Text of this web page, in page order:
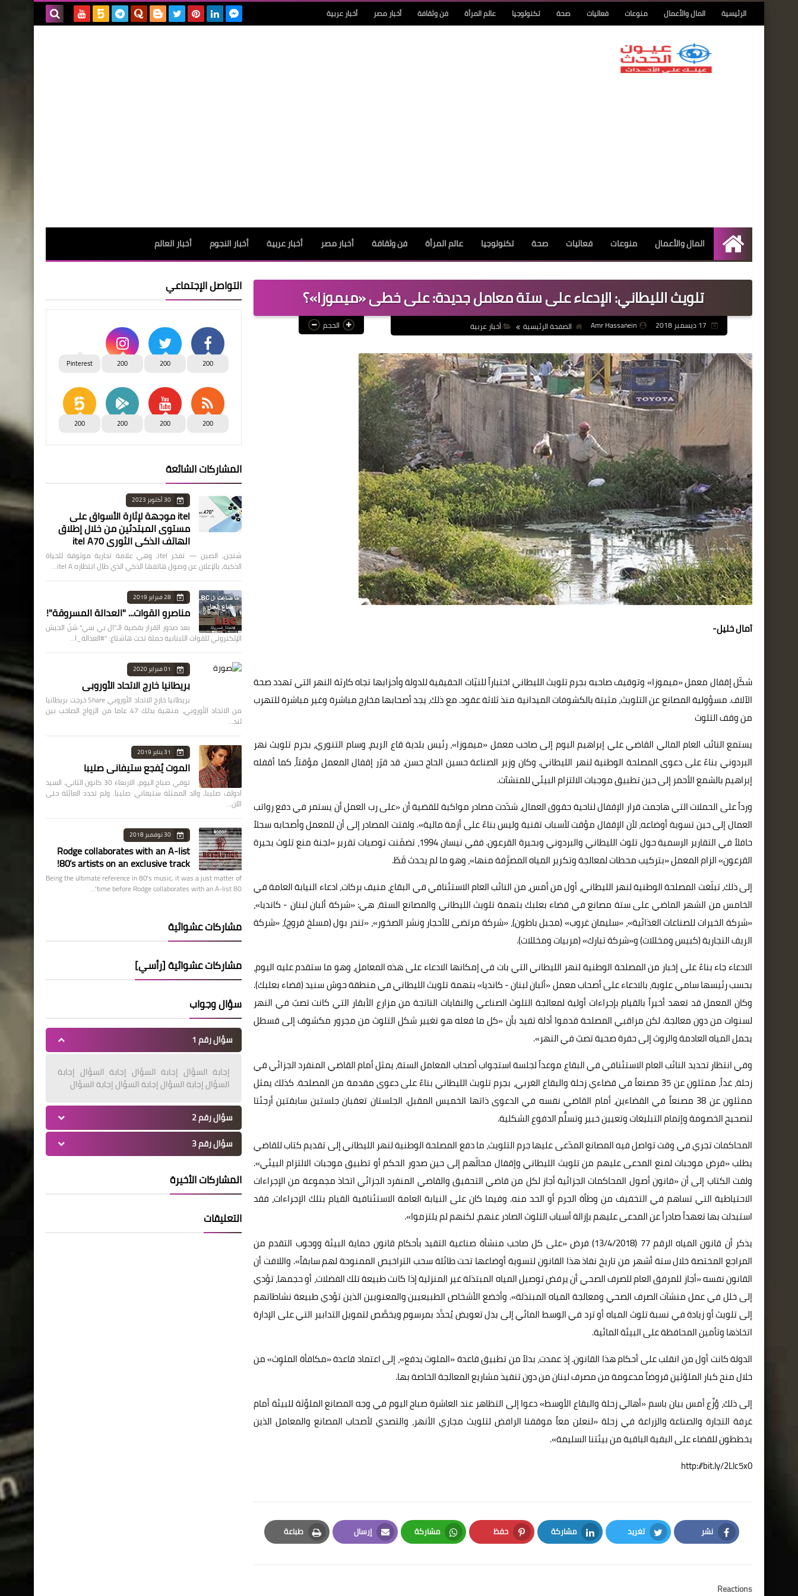
الرئيسية المال والأعمال منوعات فعاليات صحة تكنولوجيا عالم المرأة فن وثقافة أخبار مصر أخبار عربية
الرئيسية
المال والأعمال منوعات فعاليات صحة تكنولوجيا عالم المرأة فن وثقافة أخبار مصر أخبار عربية أخبار النجوم أخبار العالم
تلويث الليطاني: الإدعاء على ستة معامل جديدة: على خطى «ميموزا»؟
Amr Hassanein الصفحة الرئيسية أخبار عربية الحجم
آمال خليل-
شكّل إقفال معمل «ميموزا» وتوقيف صاحبه بجرم تلويث الليطاني اختباراً للنيّات الحقيقية للدولة وأحزابها تجاه كارثة النهر التي تهدد صحة
الآلاف. مسؤولية المصانع عن التلويث، مثبتة بالكشوفات الميدانية منذ ثلاثة عقود. مع ذلك، يجد أصحابها مخارج مباشرة وغير مباشرة للتهرب
من وقف التلوث
يستمع النائب العام المالي القاضي علي إبراهيم اليوم إلى صاحب معمل «ميموزا»، رئيس بلدية قاع الريم، وسام التنوري، بجرم تلويث نهر
البردوني بناءً على دعوى المصلحة الوطنية لنهر الليطاني. وكان وزير الصناعة حسين الحاج حسن، قد قرّر إقفال المعمل مؤقتاً، كما أقفله
إبراهيم بالشمع الأحمر إلى حين تطبيق موجبات الالتزام البيئي للمنشآت.
ورداً على الحملات التي هاجمت قرار الإقفال لناحية حقوق العمال، شدّدت مصادر مواكبة للقضية أن «على رب العمل أن يستمر في دفع رواتب
العمال إلى حين تسوية أوضاعه، لأن الإقفال مؤقت لأسباب تقنية وليس بناءً على أزمة مالية». ولفتت المصادر إلى أن للمعمل وأصحابه سجلاً
حافلاً في التقارير الرسمية حول تلوث الليطاني والبردوني وبحيرة القرعون. ففي نيسان 1994، تضمّنت توصيات تقرير «لجنة منع تلوث بحيرة
القرعون» الزام المعمل «بتركيب محطات لمعالجة وتكرير المياه المصرَّفة منها»، وهو ما لم يحدث قَطّ.
إلى ذلك، تبلّغت المصلحة الوطنية لنهر الليطاني، أول من أمس، من النائب العام الاستئنافي في البقاع، منيف بركات، ادعاء النيابة العامة في
الخامس من الشهر الماضي على ستة مصانع في قضاء بعلبك بتهمة تلويث الليطاني والمصانع الستة، هي: «شركة ألبان لبنان - كانديا»،
«شركة الخيرات للصناعات الغذائية»، «سليمان غروب» (مجبل باطون)، «شركة مرتضى للأحجار ونشر الصخور»، «تندر بول (مسلخ فروج)، «شركة
الريف التجارية (كبيس ومخللات) و«شركة تبارك» (مربيات ومخللات).
الادعاء جاء بناءً على إخبار من المصلحة الوطنية لنهر الليطاني التي بات في إمكانها الادعاء على هذه المعامل، وهو ما ستقدم عليه اليوم،
بحسب رئيسها سامي علوية، بالادعاء على أصحاب معمل «ألبان لبنان - كانديا» بتهمة تلويث الليطاني في منطقة حوش سنيد (قضاء بعلبك).
وكان المعمل قد تعهد أخيراً بالقيام بإجراءات أولية لمعالجة التلوث الصناعي والنفايات الناتجة من مزارع الأبقار التي كانت تصبّ في النهر
لسنوات من دون معالجة. لكن مراقبي المصلحة قدموا أدلة تفيد بأن «كل ما فعله هو تغيير شكل التلوث من مجرور مكشوف إلى قسطل
يحمل المياه العادمة والروث إلى حفرة صحية تصبّ في النهر».
وفي انتظار تحديد النائب العام الاستئنافي في البقاع موعداً لجلسة استجواب أصحاب المعامل الستة، يمثل أمام القاضي المنفرد الجزائي في
زحلة، غداً، ممثلون عن 35 مصنعاً في قضاءي زحلة والبقاع الغربي، بجرم تلويث الليطاني بناءً على دعوى مقدمة من المصلحة. كذلك يمثل
ممثلون عن 38 مصنعاً في القضاءين، أمام القاضي نفسه في الدعوى ذاتها الخميس المقبل. الجلستان تعقبان جلستين سابقتين أرجئتا
لتصحيح الخصومة وإتمام التبليغات وتعيين خبير وتسلُّم الدفوع الشكلية.
المحاكمات تجري في وقت تواصل فيه المصانع المدّعى عليها جرم التلويث، ما دفع المصلحة الوطنية لنهر الليطاني إلى تقديم كتاب للقاضي
يطلب «فرض موجبات لمنع المدعى عليهم من تلويث الليطاني وإقفال محالّهم إلى حين صدور الحكم أو تطبيق موجبات الالتزام البيئي».
ولفت الكتاب إلى أن «قانون أصول المحاكمات الجزائية أجاز لكل من قاضي التحقيق والقاضي المنفرد الجزائي اتخاذ مجموعة من الإجراءات
الاحتياطية التي تساهم في التخفيف من وطأة الجرم أو الحد منه. وفيما كان على النيابة العامة الاستئنافية القيام بتلك الإجراءات، فقد
استبدلت بها تعهداً صادراً عن المدعى عليهم بإزالة أسباب التلوث الصادر عنهم، لكنهم لم يلتزموا».
يذكر أن قانون المياه الرقم 77 (13/4/2018) فرض «على كل صاحب منشأة صناعية التقيد بأحكام قانون حماية البيئة ووجوب التقدم من
المراجع المختصة خلال ستة أشهر من تاريخ نفاذ هذا القانون لتسوية أوضاعها تحت طائلة سحب التراخيص الممنوحة لهم سابقاً». واللافت أن
القانون نفسه «أجاز للمرفق العام للصرف الصحي أن يرفض توصيل المياه المبتذلة غير المنزلية إذا كانت طبيعة تلك الفضلات، أو حجمها، تؤدي
إلى خلل في عمل منشآت الصرف الصحي ومعالجة المياه المبتذلة». وأخضع الأشخاص الطبيعيين والمعنويين الذين تؤدي طبيعة نشاطاتهم
إلى تلويث أو زيادة في نسبة تلوث المياه أو ترد في الوسط المائي إلى بدل تعويض يُحدَّد بمرسوم ويخصَّص لتمويل التدابير التي على الإدارة
اتخاذها وتأمين المحافظة على البيئة المائية.
الدولة كانت أول من انقلب على أحكام هذا القانون. إذ عمدت، بدلاً من تطبيق قاعدة «الملوث يدفع»، إلى اعتماد قاعدة «مكافأة الملوِث» من
خلال منح كبار الملوّثين قروضاً مدعومة من مصرف لبنان من دون تنفيذ مشاريع المعالجة الخاصة بها.
إلى ذلك، وُزِّع أمس بيان باسم «أهالي زحلة والبقاع الأوسط» دعوا إلى التظاهر عند العاشرة صباح اليوم في وجه المصانع الملوِّثة للبيئة أمام
غرفة التجارة والصناعة والزراعة في زحلة «لنعلن معاً موقفنا الرافض لتلويث مجاري الأنهر، والتصدي لأصحاب المصانع والمعامل الذين
يخططون للقضاء على البقية الباقية من بيئتنا السليمة».
http://bit.ly/2Llc5x0
نشر
Facebook
تغريد
Twitter
مشاركة
LinkedIn
حفظ
Pinterest
مشاركة
Whatsapp
إرسال
Email
طباعة
Print
Reactions
التواصل الإجتماعي
200
200
200
Pinterest
200
200
200
200
المشاركات الشائعة
30 أكتوبر 2023
itel موجهة لإثارة الأسواق على
مستوى المبتدئين من خلال إطلاق
الهاتف الذكي الثوري itel A70
شنجن، الصين — تفخر itel، وهي علامة تجارية موثوقة للحياة
الذكية، بالإعلان عن وصول هاتفها الذكي الذي طال انتظاره itel A…
28 فبراير 2019
مناصرو القوات... "العدالة المسروقة"!
بعد صدور القرار بقضية الـ"ال بي سي" شنّ الجيش
الإلكتروني للقوات اللبنانية حملة تحت هاشتاغ: "#العدالة_ا…
01 فبراير 2020
بريطانيا خارج الاتحاد الأوروبي
بريطانيا خارج الاتحاد الأوروبي Share خرجت بريطانيا
من الاتحاد الأوروبي، منهية بذلك 47 عاما من الزواج الصاخب بين
لند…
31 يناير 2019
الموت يُفجع ستيفاني صليبا
توفي صباح اليوم، الاربعاء 30 كانون الثاني، السيد
ادولف صليبا، والد الممثلة ستيفاني صليبا. ولم تحدد العائلة حتى
الآن…
30 نوفمبر 2018
Rodge collaborates with an A-list
80’s artists on an exclusive track!
Being the ultimate reference in 80’s music, it was a just matter of
time before Rodge collaborates with an A-list 80’…
مشاركات عشوائية
مشاركات عشوائية [رأسي]
سؤال وجواب
سؤال رقم 1
إجابة السؤال إجابة السؤال إجابة السؤال إجابة
السؤال إجابة السؤال إجابة السؤال إجابة السؤال
سؤال رقم 2
سؤال رقم 3
المشاركات الأخيرة
التعليقات